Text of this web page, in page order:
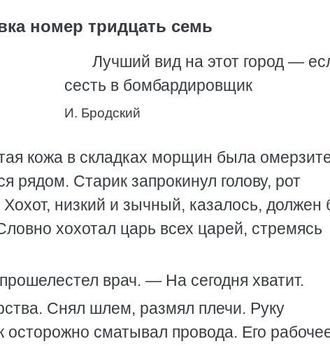
номер тридцать семь
Лучший вид на этот город —
сесть в бомбардировщик
И. Бродский
кожа в складках морщин была
рядом. Старик запрокинул голову, рот
низкий и зычный, казалось, должен
хохотал царь всех царей, стремясь
врач. — На сегодня хватит.
Снял шлем, размял плечи. Руку
сматывал провода. Его